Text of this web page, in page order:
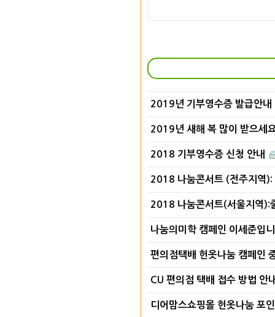
2019년 기부영수증 발급안내
2019년 새해 복 많이 받으세
2018 기부영수증 신청 안내
2018 나눔콘서트 (전주지역):
2018 나눔콘서트(서울지역):
나눔의미학 캠페인 이세준입
편의점택배 헌옷나눔 캠페인
CU 편의점 택배 접수 방법 안
디어맘스쇼핑몰 헌옷나눔 포